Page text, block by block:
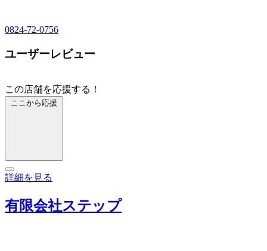
0824-72-0756
ユーザーレビュー
この店舗を応援する！
ここから応援
詳細を見る
有限会社ステップ